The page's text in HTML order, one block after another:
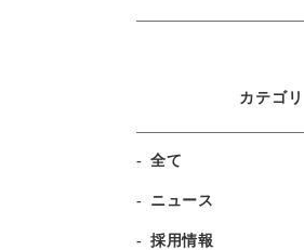
カテゴリ
全て
ニュース
採用情報